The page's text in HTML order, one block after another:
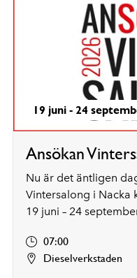
Skapande verksamhet
Guidade turer
Föreläsning/
Teater Barn
19 juni - 24
Ansökan
Nu är det äntligen
Vintersalong i Nacka
19 juni – 24
07:00
Dieselverkstaden